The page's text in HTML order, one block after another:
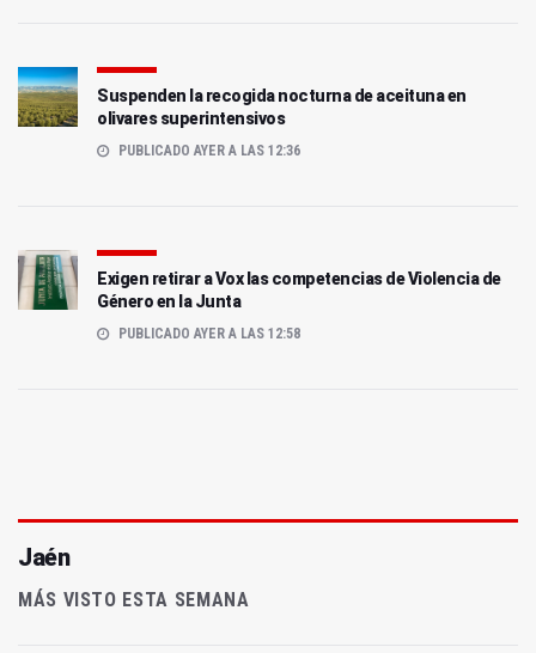
Suspenden la recogida nocturna de aceituna en
olivares superintensivos
PUBLICADO AYER A LAS 12:36
Exigen retirar a Vox las competencias de Violencia de
Género en la Junta
PUBLICADO AYER A LAS 12:58
Jaén
MÁS VISTO ESTA SEMANA